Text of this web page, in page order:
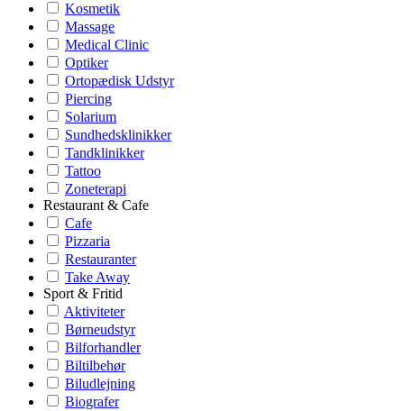
Kosmetik
Massage
Medical Clinic
Optiker
Ortopædisk Udstyr
Piercing
Solarium
Sundhedsklinikker
Tandklinikker
Tattoo
Zoneterapi
Restaurant & Cafe
Cafe
Pizzaria
Restauranter
Take Away
Sport & Fritid
Aktiviteter
Børneudstyr
Bilforhandler
Biltilbehør
Biludlejning
Biografer